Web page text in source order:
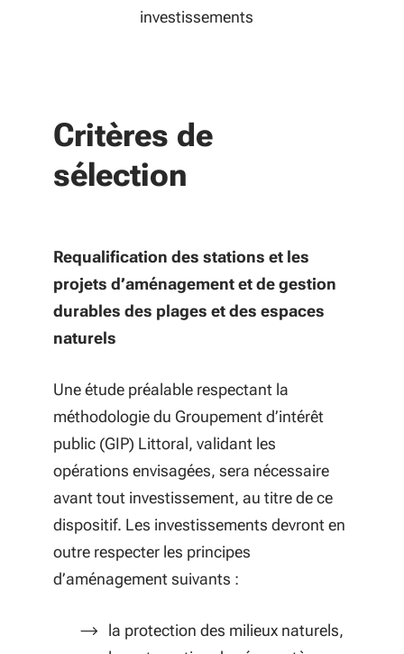
investissements
Critères de
sélection
Requalification des stations et les
projets d’aménagementet de gestion
durables des plages et des espaces
naturels
Une étude préalable respectant la
méthodologie du Groupement d’intérêt
public (GIP) Littoral, validant les
opérations envisagées, sera nécessaire
avant tout investissement, au titre de ce
dispositif. Les investissements devront en
outre respecter les principes
d’aménagement suivants :
la protection des milieux naturels,